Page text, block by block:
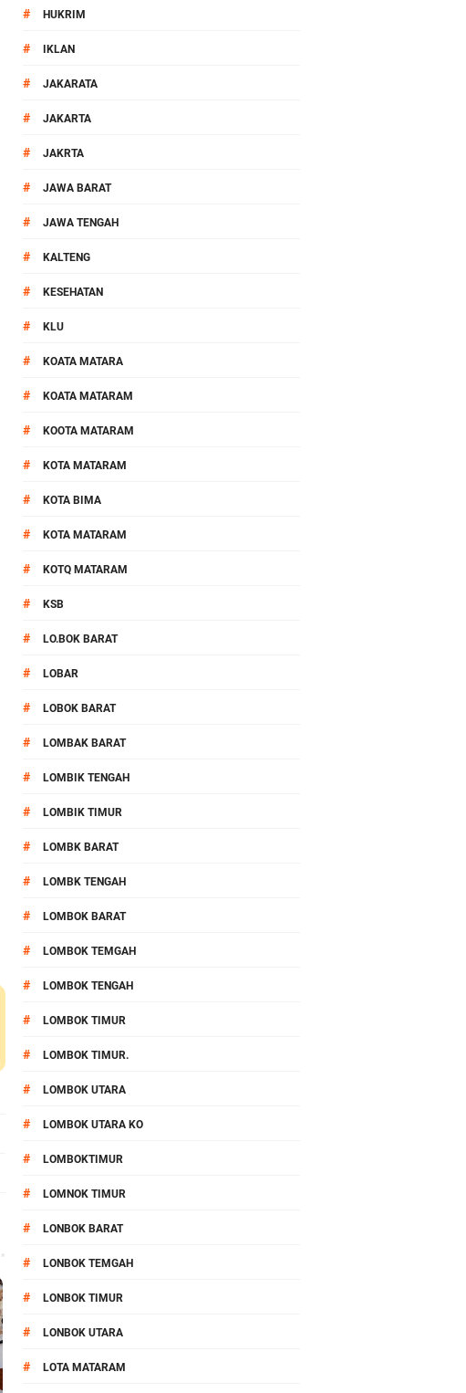
# HUKRIM
# IKLAN
# JAKARATA
# JAKARTA
# JAKRTA
# JAWA BARAT
# JAWA TENGAH
# KALTENG
# KESEHATAN
# KLU
# KOATA MATARA
# KOATA MATARAM
# KOOTA MATARAM
# KOTA MATARAM
# KOTA BIMA
# KOTA MATARAM
# KOTQ MATARAM
# KSB
# LO.BOK BARAT
# LOBAR
# LOBOK BARAT
# LOMBAK BARAT
# LOMBIK TENGAH
# LOMBIK TIMUR
# LOMBK BARAT
# LOMBK TENGAH
# LOMBOK BARAT
# LOMBOK TEMGAH
# LOMBOK TENGAH
# LOMBOK TIMUR
# LOMBOK TIMUR.
# LOMBOK UTARA
# LOMBOK UTARA KO
# LOMBOKTIMUR
# LOMNOK TIMUR
# LONBOK BARAT
# LONBOK TEMGAH
# LONBOK TIMUR
# LONBOK UTARA
# LOTA MATARAM